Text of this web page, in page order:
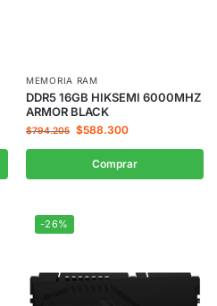
MEMORIA RAM
DDR5 16GB HIKSEMI 6000MHZ
ARMOR BLACK
$794.205 $588.300
Comprar
-26%